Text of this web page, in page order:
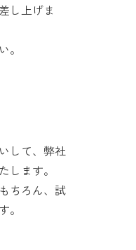
し上げま
。
して、弊社
します。
ちろん、試
。